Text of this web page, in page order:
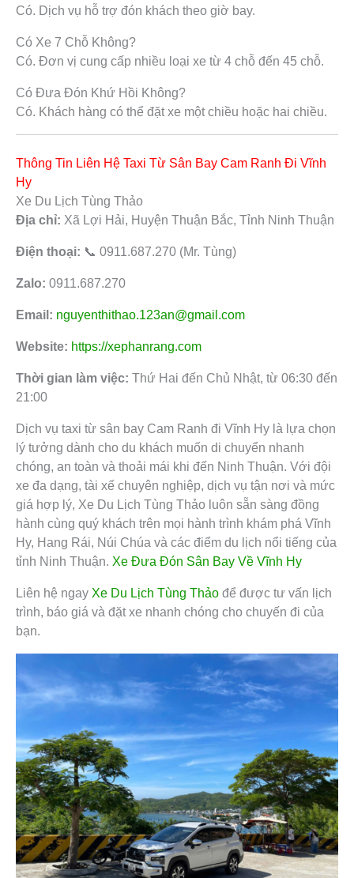
Có. Dịch vụ hỗ trợ đón khách theo giờ bay.
Có Xe 7 Chỗ Không?
Có. Đơn vị cung cấp nhiều loại xe từ 4 chỗ đến 45 chỗ.
Có Đưa Đón Khứ Hồi Không?
Có. Khách hàng có thể đặt xe một chiều hoặc hai chiều.
Thông Tin Liên Hệ Taxi Từ Sân Bay Cam Ranh Đi Vĩnh
Hy
Xe Du Lịch Tùng Thảo
Địa chỉ: Xã Lợi Hải, Huyện Thuận Bắc, Tỉnh Ninh Thuận
Điện thoại: 📞 0911.687.270 (Mr. Tùng)
Zalo: 0911.687.270
Email: nguyenthithao.123an@gmail.com
Website: https://xephanrang.com
Thời gian làm việc: Thứ Hai đến Chủ Nhật, từ 06:30 đến
21:00
Dịch vụ taxi từ sân bay Cam Ranh đi Vĩnh Hy là lựa chọn
lý tưởng dành cho du khách muốn di chuyển nhanh
chóng, an toàn và thoải mái khi đến Ninh Thuận. Với đội
xe đa dạng, tài xế chuyên nghiệp, dịch vụ tận nơi và mức
giá hợp lý, Xe Du Lịch Tùng Thảo luôn sẵn sàng đồng
hành cùng quý khách trên mọi hành trình khám phá Vĩnh
Hy, Hang Rái, Núi Chúa và các điểm du lịch nổi tiếng của
tỉnh Ninh Thuận. Xe Đưa Đón Sân Bay Về Vĩnh Hy
Liên hệ ngay Xe Du Lịch Tùng Thảo để được tư vấn lịch
trình, báo giá và đặt xe nhanh chóng cho chuyến đi của
bạn.